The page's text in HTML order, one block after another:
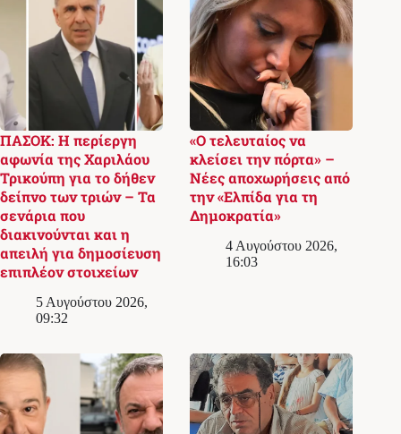
ΠΑΣΟΚ: Η περίεργη
αφωνία της Χαριλάου
Τρικούπη για το δήθεν
δείπνο των τριών – Τα
σενάρια που
διακινούνται και η
απειλή για δημοσίευση
επιπλέον στοιχείων
5 Αυγούστου 2026,
09:32
«Ο τελευταίος να
κλείσει την πόρτα» –
Νέες αποχωρήσεις από
την «Ελπίδα για τη
Δημοκρατία»
4 Αυγούστου 2026,
16:03